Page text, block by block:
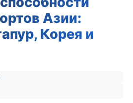
Азии:
Корея и